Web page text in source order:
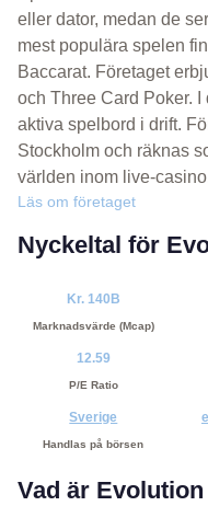
eller dator, medan de
mest populära spelen
Baccarat. Företaget
och Three Card Poker.
aktiva spelbord i drift.
Stockholm och räknas
världen inom live-
Läs om företaget
Nyckeltal för
Kr. 140B
Marknadsvärde (Mcap)
12.59
P/E Ratio
Sverige
Handlas på börsen
Vad är